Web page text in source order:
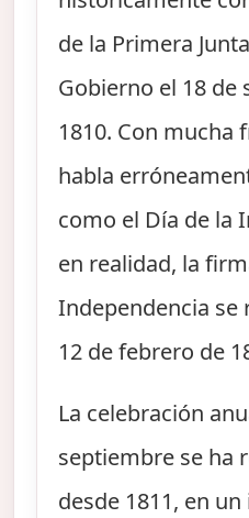
de la Primera
Gobierno el 18 de
1810. Con mucha
habla
como el Día de la
en realidad, la
Independencia se
12 de febrero de
La celebración
septiembre se ha
desde 1811, en